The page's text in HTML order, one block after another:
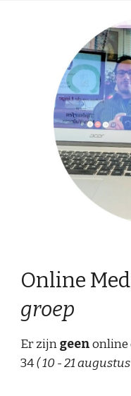
Online
groep
Er zijngeenonline
34( 10 - 21